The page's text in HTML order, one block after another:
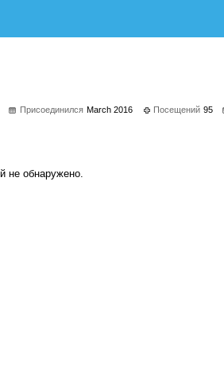
Присоединился March 2016 Посещений 95
не обнаружено.